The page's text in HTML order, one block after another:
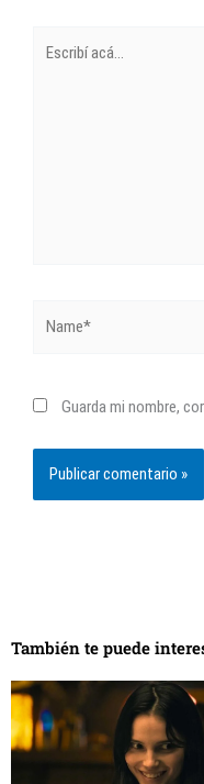
acá...
Guarda mi nombre,
También te puede